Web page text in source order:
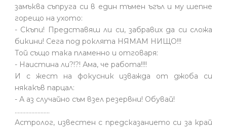
замъква съпруга си в един тъмен ъгъл и му шепне
горещо на ухото:
- Скъпи! Представяш ли си, забравих да си сложа
бикини! Сега под роклята НЯМАМ НИЩО!!!
Той също така пламенно и отговаря:
- Наистина ли?!?! Ама, че работа!!!!
И с жест на фокусник изважда от джоба си
някакъв парцал:
- А аз случайно съм взел резервни! Обувай!
.......................
Астролог, известен с предсказанието си за край